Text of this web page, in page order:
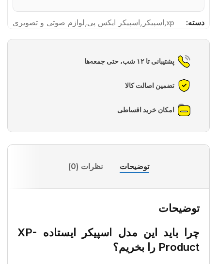
دسته: xp
,اسپیکر ,اسپیکر ایکس پی,لوازم صوتی و تصویری
پشتیبانی تا ۱۲ شب، حتی جمعه‌ها
تضمین اصالت کالا
امکان خرید اقساطی
توضیحات نظرات (0)
توضیحات
چرا باید این مدل اسپیکر ایستاده XP-
Product ر ا بخریم؟